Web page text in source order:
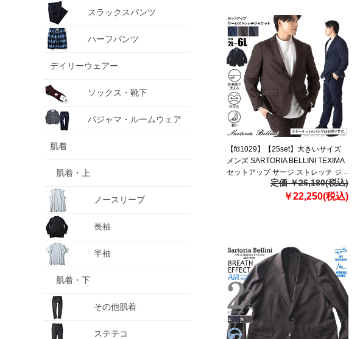
スラックスパンツ
ハーフパンツ
デイリーウェアー
ソックス・靴下
パジャマ・ルームウェア
肌着
肌着・上
ノースリーブ
長袖
半袖
肌着・下
その他肌着
ステテコ
【fd1029】【25set】大きいサイズ
メンズ SARTORIA BELLINI TEXIMA
セットアップ サージ ストレッチ ジ
ャケット 軽量 ウォッシャブル スマ
リラ 52870b-jk 【t2502】
定価 ￥26,180(税込)
￥22,250(税込)